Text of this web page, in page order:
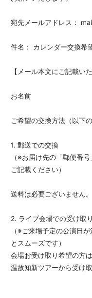
宛先メールアドレス：
件名： カレンダー交換希
【メール本文にご記載い
お名前
ご希望の交換方法（以下
1. 郵送での交換
（※お届け先の「郵便番
ご記載ください）
送料は必要ございません。
2. ライブ会場での受け取り
（※ご来場予定の公演日
とスムーズです）
会場お受け取り希望の方は
温故知新ツアーから受け